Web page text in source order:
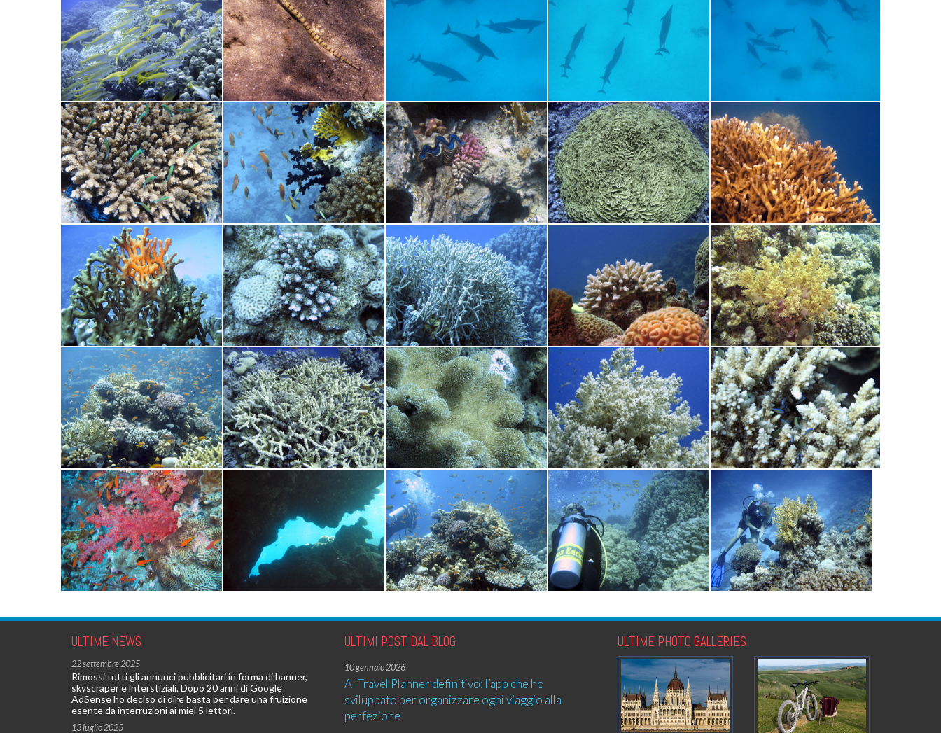
ULTIME NEWS
22 settembre 2025
Rimossi tutti gli annunci pubblicitari in forma di banner,
skyscraper e interstiziali. Dopo 20 anni di Google
AdSense ho deciso di dire basta per dare una fruizione
esente da interruzioni ai miei 5 lettori.
13 luglio 2025
ULTIMI POST DAL BLOG
10 gennaio 2026
AI Travel Planner definitivo: l’app che ho
sviluppato per organizzare ogni viaggio alla
perfezione
ULTIME PHOTO GALLERIES